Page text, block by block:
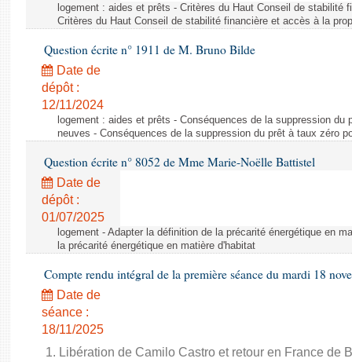
logement : aides et prêts - Critères du Haut Conseil de stabilité
Critères du Haut Conseil de stabilité financière et accès à la
Question écrite n° 1911 de M. Bruno Bilde
Date de
dépôt :
12/11/2024
logement : aides et prêts - Conséquences de la suppression du
neuves - Conséquences de la suppression du prêt à taux zéro
Question écrite n° 8052 de Mme Marie-Noëlle Battistel
Date de
dépôt :
01/07/2025
logement - Adapter la définition de la précarité énergétique en
la précarité énergétique en matière d'habitat
Compte rendu intégral de la première séance du mardi 18
Date de
séance :
18/11/2025
1. Libération de Camilo Castro et retour en France de